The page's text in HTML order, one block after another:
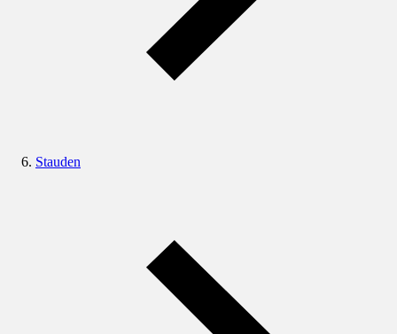
Stauden